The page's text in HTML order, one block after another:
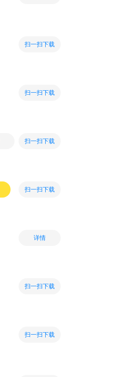
扫一扫下载
扫一扫下载
扫一扫下载
扫一扫下载
详情
扫一扫下载
扫一扫下载